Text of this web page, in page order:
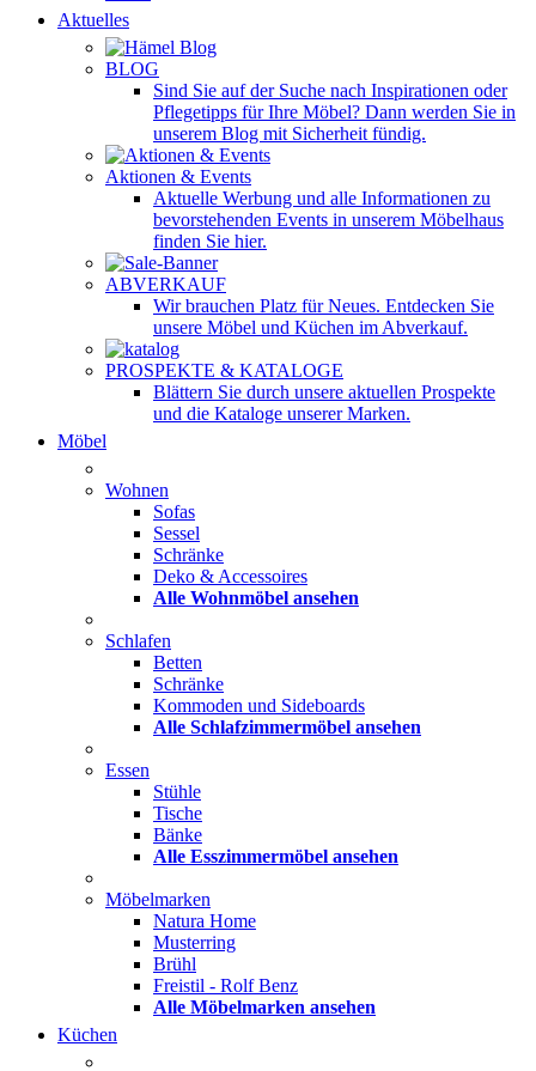
Aktuelles
BLOG
Sind Sie auf der Suche nach Inspirationen oder
Pflegetipps für Ihre Möbel? Dann werden Sie in
unserem Blog mit Sicherheit fündig.
Aktionen & Events
Aktuelle Werbung und alle Informationen zu
bevorstehenden Events in unserem Möbelhaus
finden Sie hier.
ABVERKAUF
Wir brauchen Platz für Neues. Entdecken Sie
unsere Möbel und Küchen im Abverkauf.
PROSPEKTE & KATALOGE
Blättern Sie durch unsere aktuellen Prospekte
und die Kataloge unserer Marken.
Möbel
Wohnen
Sofas
Sessel
Schränke
Deko & Accessoires
Alle Wohnmöbel ansehen
Schlafen
Betten
Schränke
Kommoden und Sideboards
Alle Schlafzimmermöbel ansehen
Essen
Stühle
Tische
Bänke
Alle Esszimmermöbel ansehen
Möbelmarken
Natura Home
Musterring
Brühl
Freistil - Rolf Benz
Alle Möbelmarken ansehen
Küchen